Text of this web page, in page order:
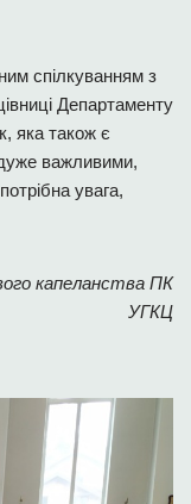
спілкуванням з
Департаменту
яка також є
дуже важливими,
увага,
капеланства ПК
УГКЦ